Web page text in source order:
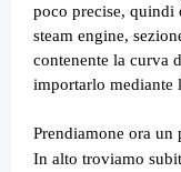
poco precise, quindi
steam engine,
contenente la curva
importarlo mediante
Prendiamone ora
In alto troviamo